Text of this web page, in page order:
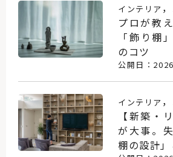
インテリア ，
プロが教
「飾り棚
のコツ
公開日：
インテリア ，
【新築・
が大事。
棚の設計」